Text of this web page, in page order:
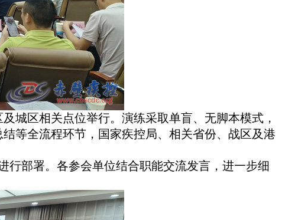
城区相关点位举行。演练采取单盲、无脚本模式，
等全流程环节，国家疾控局、相关省份、战区及港
行部署。各参会单位结合职能交流发言，进一步细